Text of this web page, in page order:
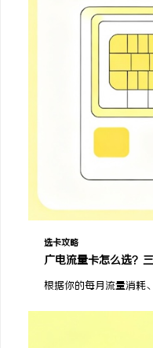
选卡攻略
广电流量卡怎么选？
根据你的每月流量消耗